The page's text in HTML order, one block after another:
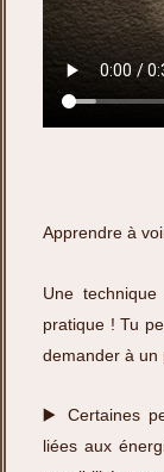
Apprendre à
Une
pratique ! Tu
demander à un
▶️ Certaines
liées aux